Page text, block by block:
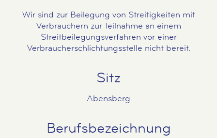
Wir sind zur Beilegung von Streitigkeiten mit
Verbrauchern zur Teilnahme an einem
Streitbeilegungsverfahren vor einer
Verbraucherschlichtungsstelle nicht bereit.
Sitz
Abensberg
Berufsbezeichnung